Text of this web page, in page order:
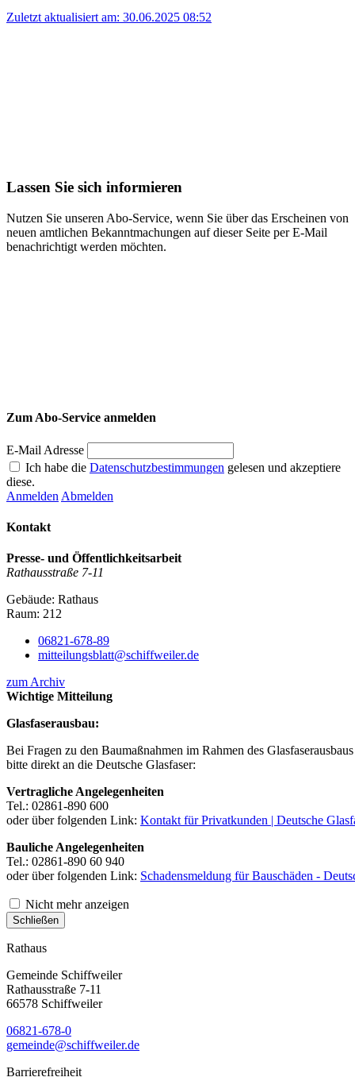
Zuletzt aktualisiert am: 30.06.2025 08:52
Lassen Sie sich informieren
Nutzen Sie unseren Abo-Service, wenn Sie über das Erscheinen von
neuen amtlichen Bekanntmachungen auf dieser Seite per E-Mail
benachrichtigt werden möchten.
Zum Abo-Service anmelden
E-Mail Adresse
Ich habe die Datenschutzbestimmungen gelesen und akzeptiere
diese.
Anmelden Abmelden
Kontakt
Presse- und Öffentlichkeitsarbeit
Rathausstraße 7-11
Gebäude: Rathaus
Raum: 212
06821-678-89
mitteilungsblatt@schiffweiler.de
zum Archiv
Wichtige Mitteilung
Glasfaserausbau:
Bei Fragen zu den Baumaßnahmen im Rahmen des
bitte direkt an die Deutsche Glasfaser:
Vertragliche Angelegenheiten
Tel.: 02861-890 600
oder über folgenden Link: Kontakt für Privatkunden | Deutsche
Bauliche Angelegenheiten
Tel.: 02861-890 60 940
oder über folgenden Link: Schadensmeldung für Bauschäden -
Nicht mehr anzeigen
Schließen
Rathaus
Gemeinde Schiffweiler
Rathausstraße 7-11
66578 Schiffweiler
06821-678-0
gemeinde@schiffweiler.de
Barrierefreiheit